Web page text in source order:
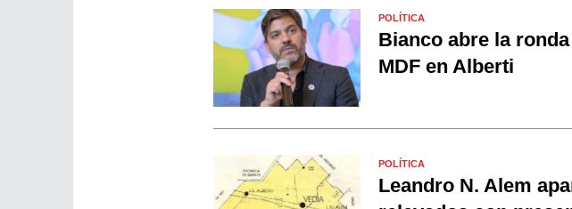
POLÍTICA
Bianco abre la
MDF en Alberti
POLÍTICA
Leandro N. Alem